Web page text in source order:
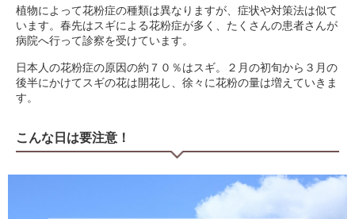
植物によって花粉症の種類は異なりますが、症状や対策法は似て
います。春先はスギによる花粉症が多く、たくさんの患者さんが
病院へ行って診察を受けています。
日本人の花粉症の原因の約７０％はスギ。２月の初旬から３月の
後半にかけてスギの花は開花し、徐々に花粉の量は増えていきま
す。
こんな日は要注意！